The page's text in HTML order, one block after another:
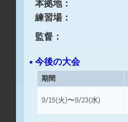
本拠地：
練習場：
監督：
• 今後の大会
期間
9/15(火)〜9/23(水)